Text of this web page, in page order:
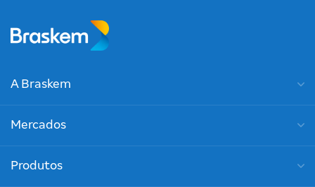
A Braskem
Mercados
Produtos